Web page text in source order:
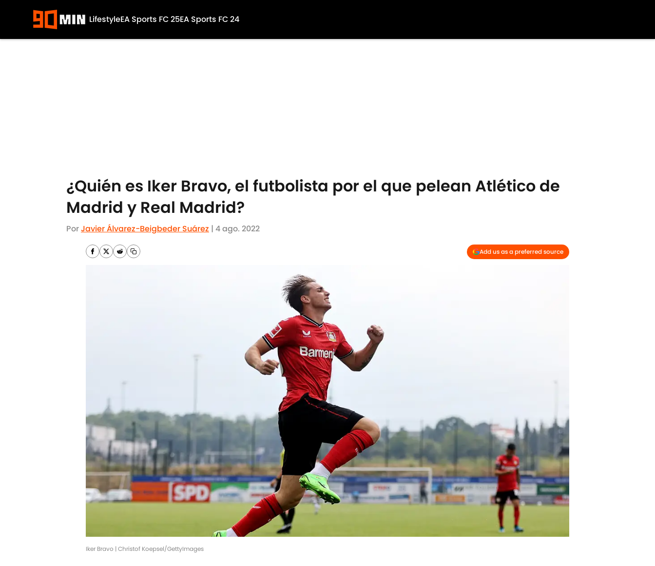
LifestyleEA Sports FC 25EA Sports FC 24
¿Quién es Iker Bravo, el futbolista por el que pelean Atlético de
Madrid y Real Madrid?
PorJavier Álvarez-Beigbeder Suárez | 4 ago. 2022
Add us as a preferred source
Iker Bravo | Christof Koepsel/GettyImages